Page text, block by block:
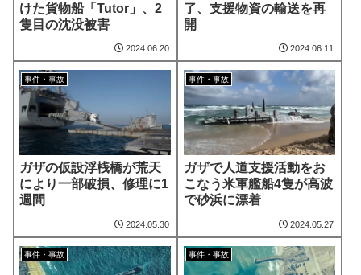
けた貨物船「Tutor」、2
隻目の沈没被害
2024.06.20
了、支援物資の輸送を再
開
2024.06.11
事件・事故
ガザの仮設浮桟橋が荒天
により一部破損、修理に1
週間
2024.05.30
事件・事故
ガザで人道支援活動をお
こなう米軍艦船4隻が高波
で砂浜に漂着
2024.05.27
事件・事故 事件・事故